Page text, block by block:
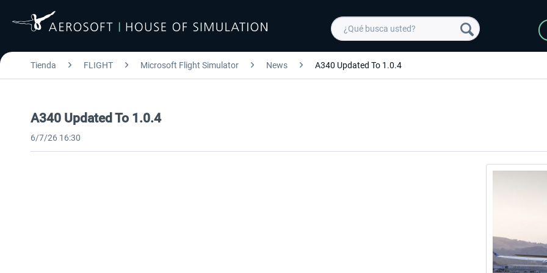
Tienda FLIGHT Microsoft Flight Simulator News A340 Updated To 1.0.4
A340 Updated To 1.0.4
6/7/26 16:30